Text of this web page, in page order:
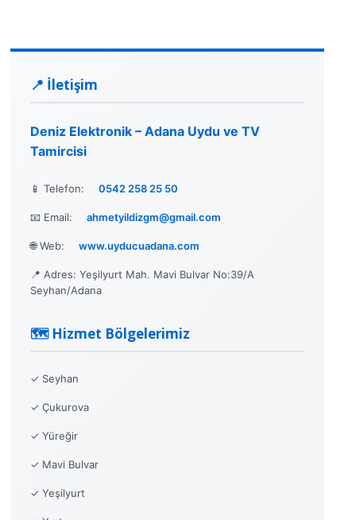
📍 İletişim
Deniz Elektronik – Adana Uydu ve TV
Tamircisi
📱 Telefon: 0542 258 25 50
📧 Email: ahmetyildizgm@gmail.com
🌐 Web: www.uyducuadana.com
📍 Adres: Yeşilyurt Mah. Mavi Bulvar No:39/A
Seyhan/Adana
🗺️ Hizmet Bölgelerimiz
✓ Seyhan
✓ Çukurova
✓ Yüreğir
✓ Mavi Bulvar
✓ Yeşilyurt